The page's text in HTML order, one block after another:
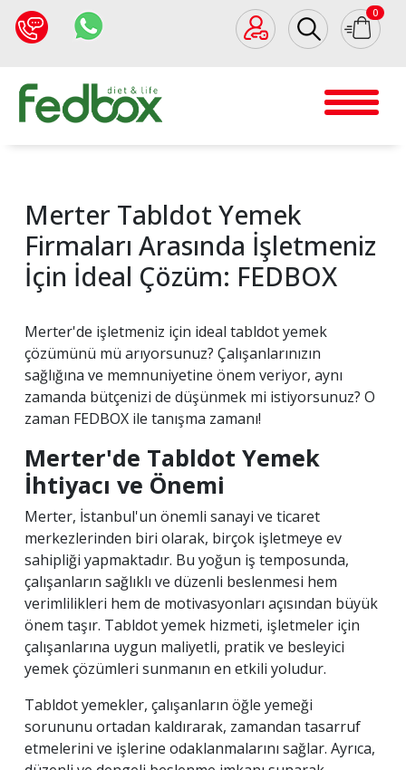
0
Merter Tabldot Yemek
Firmaları Arasında İşletmeniz
İçin İdeal Çözüm: FEDBOX
Merter'de işletmeniz için ideal tabldot yemek
çözümünü mü arıyorsunuz? Çalışanlarınızın
sağlığına ve memnuniyetine önem veriyor, aynı
zamanda bütçenizi de düşünmek mi istiyorsunuz? O
zaman FEDBOX ile tanışma zamanı!
Merter'de Tabldot Yemek
İhtiyacı ve Önemi
Merter, İstanbul'un önemli sanayi ve ticaret
merkezlerinden biri olarak, birçok işletmeye ev
sahipliği yapmaktadır. Bu yoğun iş temposunda,
çalışanların sağlıklı ve düzenli beslenmesi hem
verimlilikleri hem de motivasyonları açısından büyük
önem taşır. Tabldot yemek hizmeti, işletmeler için
çalışanlarına uygun maliyetli, pratik ve besleyici
yemek çözümleri sunmanın en etkili yoludur.
Tabldot yemekler, çalışanların öğle yemeği
sorununu ortadan kaldırarak, zamandan tasarruf
etmelerini ve işlerine odaklanmalarını sağlar. Ayrıca,